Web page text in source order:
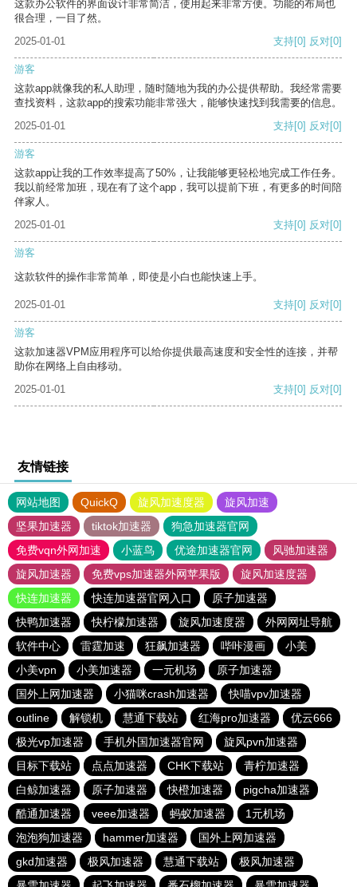
这款办公软件的界面设计非常简洁，使用起来非常方便。功能的布局也
很合理，一目了然。
2025-01-01
支持[0] 反对[0]
游客
这款app就像我的私人助理，随时随地为我的办公提供帮助。我经常需要
查找资料，这款app的搜索功能非常强大，能够快速找到我需要的信息。
2025-01-01
支持[0] 反对[0]
游客
这款app让我的工作效率提高了50%，让我能够更轻松地完成工作任务。
我以前经常加班，现在有了这个app，我可以提前下班，有更多的时间陪
伴家人。
2025-01-01
支持[0] 反对[0]
游客
这款软件的操作非常简单，即使是小白也能快速上手。
2025-01-01 支持[0] 反对[0]
游客
这款加速器VPM应用程序可以给你提供最高速度和安全性的连接，并帮
助你在网络上自由移动。
2025-01-01
支持[0] 反对[0]
友情链接
网站地图 QuickQ 旋风加速度器
旋风加速
坚果加速器
tiktok加速器
狗急加速器官网
免费vqn外网加速
小蓝鸟 优途加速器官网
风驰加速器
旋风加速器
免费vps加速器外网苹果版
旋风加速度器
快连加速器
快连加速器官网入口
原子加速器
快鸭加速器
快柠檬加速器 旋风加速度器
外网网址导航
软件中心
雷霆加速 狂飙加速器 哔咔漫画
小美
小美vpn
小美加速器 一元机场
原子加速器
国外上网加速器
小猫咪crash加速器
快喵vpv加速器
outline
解锁机 慧通下载站 红海pro加速器
优云666
极光vp加速器
手机外国加速器官网
旋风pvn加速器
目标下载站
点点加速器 CHK下载站
青柠加速器
白鲸加速器
原子加速器 快橙加速器
pigcha加速器
酷通加速器
veee加速器 蚂蚁加速器
1元机场
泡泡狗加速器
hammer加速器
国外上网加速器
gkd加速器
极风加速器 慧通下载站
极风加速器